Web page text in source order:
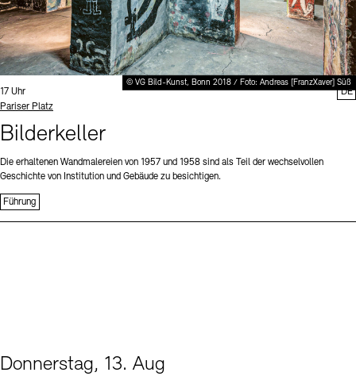
© VG Bild-Kunst, Bonn 2018 / Foto: Andreas [FranzXaver] Süß
Uhrzeit:
17 Uhr
Standort
Pariser Platz
Bilderkeller
Die erhaltenen Wandmalereien von 1957 und 1958 sind als Teil der wechselvollen
Geschichte von Institution und Gebäude zu besichtigen.
Führung
DE
Donnerstag, 13. Aug